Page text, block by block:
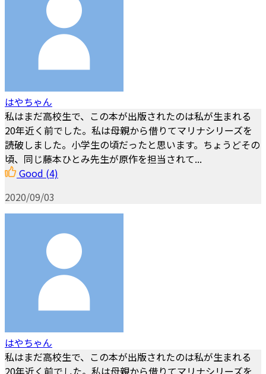
はやちゃん
私はまだ高校生で、この本が出版されたのは私が生まれる
20年近く前でした。私は母親から借りてマリナシリーズを
読破しました。小学生の頃だったと思います。ちょうどその
頃、同じ藤本ひとみ先生が原作を担当されて...
Good (4)
2020/09/03
はやちゃん
私はまだ高校生で、この本が出版されたのは私が生まれる
20年近く前でした。私は母親から借りてマリナシリーズを